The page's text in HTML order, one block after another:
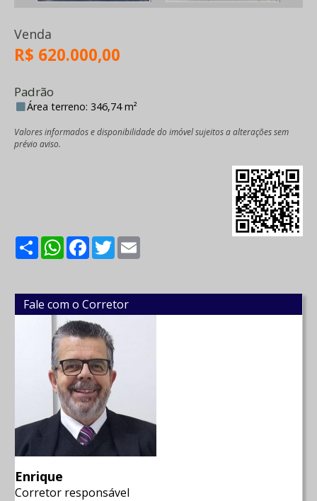
Venda
R$ 620.000,00
Padrão
Área terreno: 346,74 m²
Valores informados e disponibilidade do imóvel sujeitos a alterações sem
prévio aviso.
ShareWhatsApp
Facebook
Twitter
Fale com o Corretor
Enrique
Corretor responsável